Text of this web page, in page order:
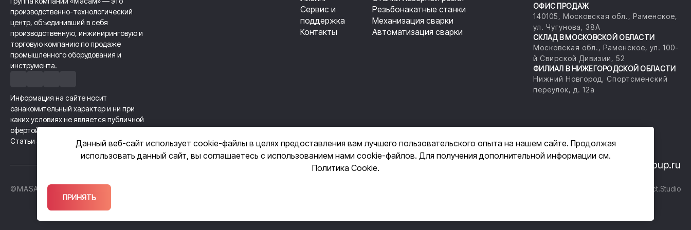
Сервис и
поддержка
Контакты
Резьбонакатные станки
Механизация сварки
Автоматизация сварки
ОФИС ПРОДАЖ
140105, Московская обл., Раменское,
ул. Чугунова, 38А
СКЛАД В МОСКОВСКОЙ ОБЛАСТИ
Московская обл., Раменское, ул. 100-
й Свирской Дивизии, 52
ФИЛИАЛ В НИЖЕГОРОДСКОЙ ОБЛАСТИ
Нижний Новгород, Спортсменский
переулок, д. 12а
info@masam-group.ru
производственно-технологический
центр, объединивший в себя
производственную, инжиниринговую и
торговую компанию по продаже
промышленного оборудования и
инструмента.
Информация на сайте носит
ознакомительный характер и ни при
каких условиях не является публичной
офертой, определяемой положениями
Статьи 437 Гражданского кодекса РФ.
©MASAM GROUP, 2026 Di-Project.Studio
Данный веб-сайт использует cookie-файлы в целях предоставления вам лучшего пользовательского опыта на нашем сайте. Продолжая
использовать данный сайт, вы соглашаетесь с использованием нами cookie-файлов. Для получения дополнительной информации см.
Политика Cookie.
ПРИНЯТЬ